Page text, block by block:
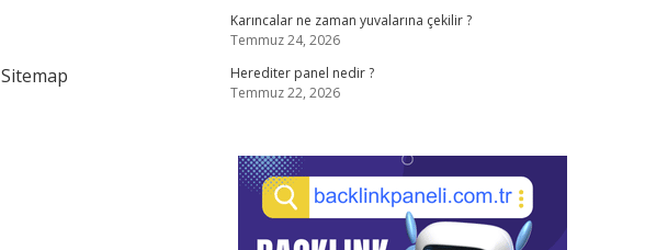
Sitemap
Karıncalar ne zaman yuvalarına çekilir ?
Temmuz 24, 2026
Herediter panel nedir ?
Temmuz 22, 2026